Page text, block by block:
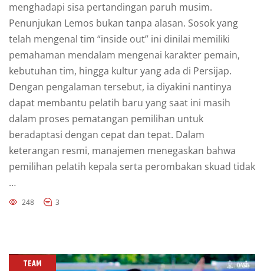
menghadapi sisa pertandingan paruh musim.
Penunjukan Lemos bukan tanpa alasan. Sosok yang
telah mengenal tim “inside out” ini dinilai memiliki
pemahaman mendalam mengenai karakter pemain,
kebutuhan tim, hingga kultur yang ada di Persijap.
Dengan pengalaman tersebut, ia diyakini nantinya
dapat membantu pelatih baru yang saat ini masih
dalam proses pematangan pemilihan untuk
beradaptasi dengan cepat dan tepat. Dalam
keterangan resmi, manajemen menegaskan bahwa
pemilihan pelatih kepala serta perombakan skuad tidak
…
248 3
TEAM